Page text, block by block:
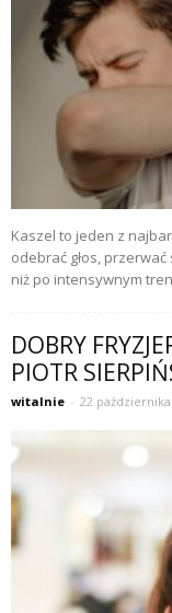
Kaszel to jeden z
odebrać głos,
niż po intensywnym
DOBRY
PIOTR
witalnie - 22 października